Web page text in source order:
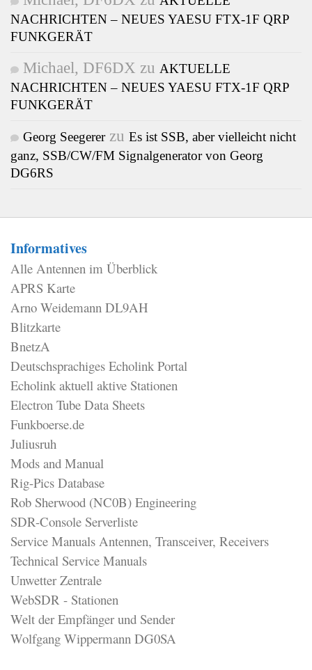
NACHRICHTEN – NEUES YAESU FTX-1F QRP
FUNKGERÄT
Michael, DF6DX zu AKTUELLE
NACHRICHTEN – NEUES YAESU FTX-1F QRP
FUNKGERÄT
Georg Seegererzu Es ist SSB, aber vielleicht nicht
ganz, SSB/CW/FM Signalgenerator von Georg
DG6RS
Informatives
Alle Antennen im Überblick
APRS Karte
Arno Weidemann DL9AH
Blitzkarte
BnetzA
Deutschsprachiges Echolink Portal
Echolink aktuell aktive Stationen
Electron Tube Data Sheets
Funkboerse.de
Juliusruh
Mods and Manual
Rig-Pics Database
Rob Sherwood (NC0B) Engineering
SDR-Console Serverliste
Service Manuals Antennen, Transceiver, Receivers
Technical Service Manuals
Unwetter Zentrale
WebSDR - Stationen
Welt der Empfänger und Sender
Wolfgang Wippermann DG0SA